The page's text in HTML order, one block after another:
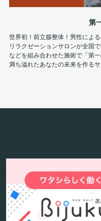
第
世界初！前立腺整体！男性によ
リラクゼーションサロンが全国
などを組み合わせた施術で「第
満ち溢れたあなたの未来を作る